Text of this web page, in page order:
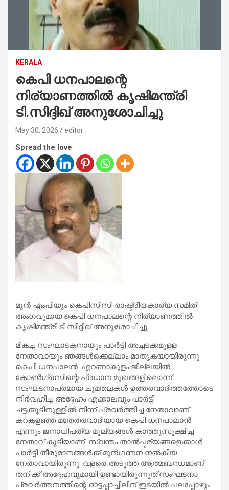
KERALA
കെപി ധനപാലന്റെ
നിര്യാണത്തില്‍ കൃഷിമന്ത്രി
ടി.സിദ്ദിഖ് അനുശോചിച്ചു
May 30, 2026 editor
Spread the love
മുന്‍ എംപിയും കെപിസിസി രാഷ്ട്രീയകാര്യ സമിതി
അംഗവുമായ കെപി ധനപാലന്റെ നിര്യാണത്തില്‍
കൃഷിമന്ത്രി ടി.സിദ്ദിഖ് അനുശോചിച്ചു.
മികച്ച സംഘാടകനായും പാര്‍ട്ടി അച്ചടക്കമുള്ള
നേതാവായും ഞങ്ങള്‍ക്കെല്ലാം മാതൃകയായിരുന്നു
കെപി ധനപാലന്‍. എറണാകുളം ജില്ലയില്‍
കോണ്‍ഗ്രസിന്റെ പ്രധാന മുഖങ്ങളിലൊന്ന്.
സംഘടനാപരമായ ചുമതലകള്‍ ഉത്തരവാദിത്തത്തോടെ
നിര്‍വഹിച്ച അദ്ദേഹം എക്കാലവും പാര്‍ട്ടി
ചട്ടക്കൂടിനുള്ളില്‍ നിന്ന് പ്രവര്‍ത്തിച്ച നേതാവാണ്.
കറകളഞ്ഞ മതേതരവാദിയായ കെപി ധനപാലാന്‍
എന്നും ജനാധിപത്യ മൂല്യങ്ങള്‍ കാത്തുസൂക്ഷിച്ച
നേതാവ് കൂടിയാണ്. സ്വന്തം താല്‍പ്പര്യങ്ങളെക്കാള്‍
പാര്‍ട്ടി തീരുമാനങ്ങള്‍ക്ക് മുന്‍ഗണന നല്‍കിയ
നേതാവായിരുന്നു. വളരെ അടുത്ത ആത്മബന്ധമാണ്
തനിക്ക് അദ്ദേഹവുമായി ഉണ്ടായിരുന്നുത്.സംഘടനാ
പ്രവര്‍ത്തനത്തിന്റെ ഓട്ടപ്പാച്ചിലിന് ഇടയില്‍ പലപ്പോഴും